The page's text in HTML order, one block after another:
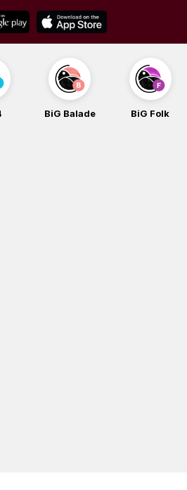
BiG Folk BiG iG